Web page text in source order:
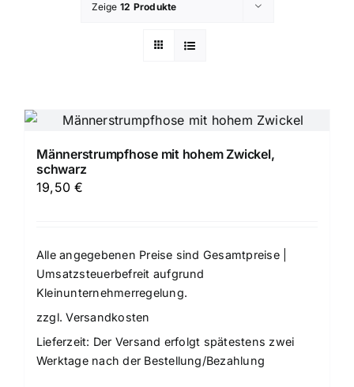
Zeige 12 Produkte
Männerstrumpfhose mit hohem Zwickel,
schwarz
19,50€
Alle angegebenen Preise sind Gesamtpreise |
Umsatzsteuerbefreit aufgrund
Kleinunternehmerregelung.
zzgl.Versandkosten
Lieferzeit: Der Versand erfolgt spätestens zwei
Werktage nach der Bestellung/Bezahlung